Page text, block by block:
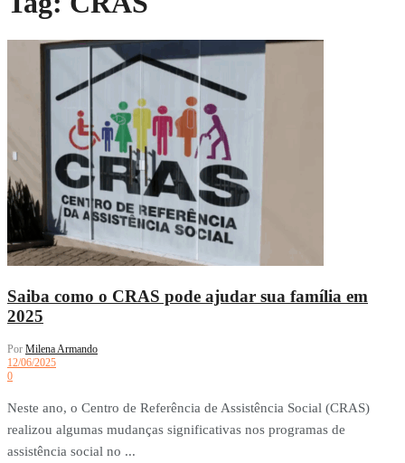
Saiba como o CRAS pode ajudar sua família em
2025
Por Milena Armando
12/06/2025
0
Neste ano, o Centro de Referência de Assistência Social (CRAS)
realizou algumas mudanças significativas nos programas de
assistência social no ...